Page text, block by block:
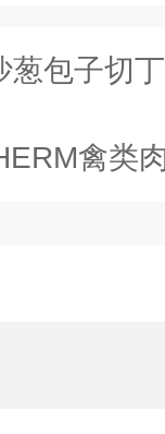
葱包子切
禽类肉解冻